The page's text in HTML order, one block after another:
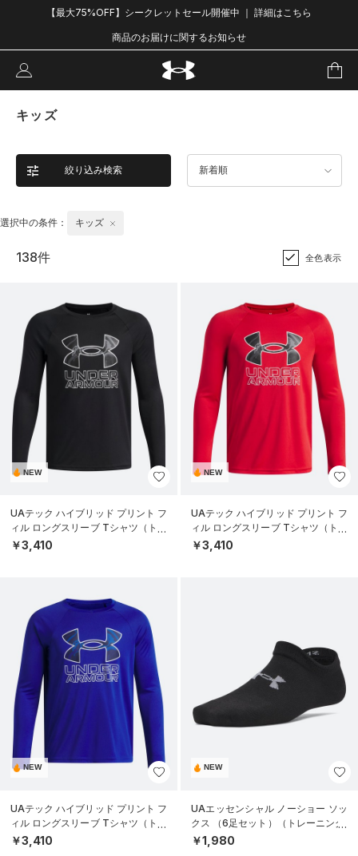
【最大75%OFF】シークレットセール開催中 ｜ 詳細はこちら
商品のお届けに関するお知らせ
キッズ
絞り込み検索 新着順
選択中の条件： キッズ
138件 全色表示
NEW
UAテック ハイブリッド プリント フ
ィル ロングスリーブ Tシャツ（トレ
ーニング/BOYS）
￥3,410
NEW
UAテック ハイブリッド プリント フ
ィル ロングスリーブ Tシャツ（トレ
ーニング/BOYS）
￥3,410
NEW
UAテック ハイブリッド プリント フ
ィル ロングスリーブ Tシャツ（トレ
ーニング/BOYS）
￥3,410
NEW
UAエッセンシャル ノーショー ソッ
クス （6足セット）（トレーニング/
KIDS）
￥1,980